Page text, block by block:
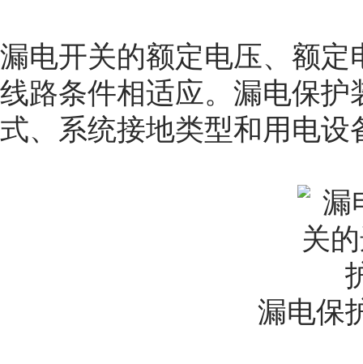
漏电开关的额定电压、额
线路条件相适应。漏电保
式、系统接地类型和用电设
漏电保